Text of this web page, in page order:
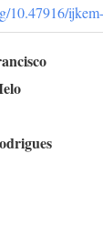
10.47916/